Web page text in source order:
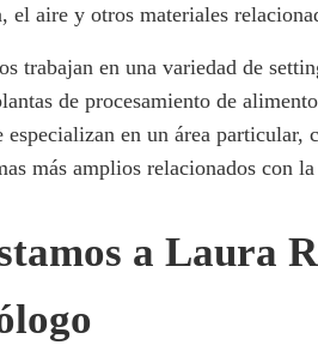
el aire y otros materiales
trabajan en una variedad de
de procesamiento de
especializan en un área
más amplios relacionados con
a Laura